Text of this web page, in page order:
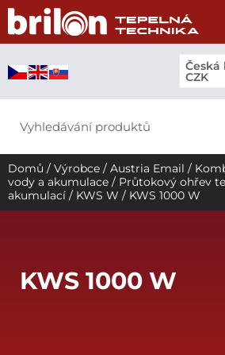
Přeskočit
obsah
Česká
CZK
Domů / Výrobce / Austria Email /
vody a akumulace / Průtokový ohřev
akumulací / KWS W / KWS 1000 W
KWS 1000 W